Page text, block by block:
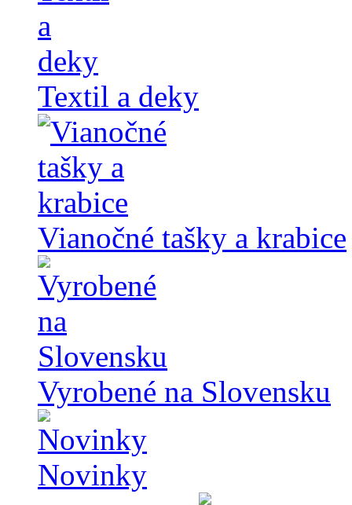
Textil a deky
Vianočné tašky a krabice
Vyrobené na Slovensku
Novinky